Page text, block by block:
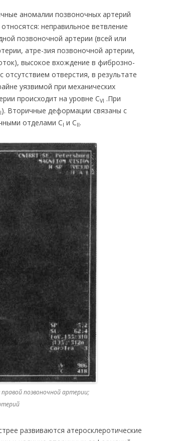
аномалии позвоночных артерий
неправильное ветвление
позвоночной артерии (всей или
атре-зия позвоночной артерии,
высокое вхождение в фиброзно-
отверстия, в результате
уязвимой при механических
происходит на уровне СVI .При
). Вторичные деформации связаны с
отделами CI и СII.
правой позвоночной артерии;
развиваются атеросклеротические